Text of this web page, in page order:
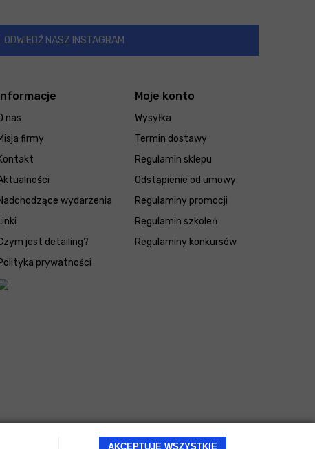
AKCEPTUJĘ WSZYSTKIE
ODWIEDŹ NASZ INSTAGRAM
Informacje
nas
firmy
wydarzenia
jest detailing?
prywatności
Moje konto
Wysyłka
Termin dostawy
Regulamin sklepu
Odstąpienie od umowy
Regulaminy promocji
Regulamin szkoleń
Regulaminy konkursów